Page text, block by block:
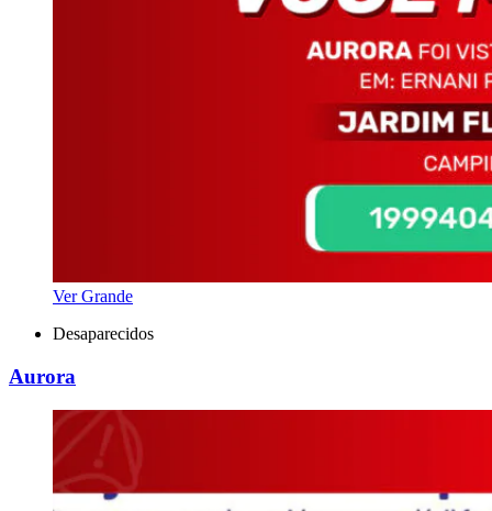
Ver Grande
Desaparecidos
Aurora